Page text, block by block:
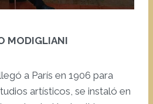
MODIGLIANI
a París en 1906 para
artísticos, se instaló en